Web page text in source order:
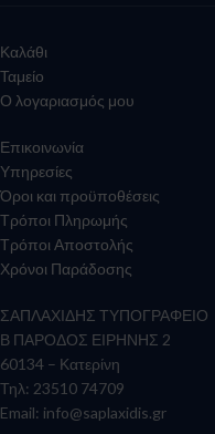
Καλάθι
Ταμείο
Ο λογαριασμός μου
Επικοινωνία
Υπηρεσίες
Όροι και προϋποθέσεις
Τρόποι Πληρωμής
Τρόποι Αποστολής
Χρόνοι Παράδοσης
ΣΑΠΛΑΧΙΔΗΣ ΤΥΠΟΓΡΑΦΕΙΟ
Β ΠΑΡΟΔΟΣ ΕΙΡΗΝΗΣ 2
60134 – Κατερίνη
Τηλ: 23510 74709
Email: info@saplaxidis.gr